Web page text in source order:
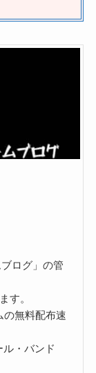
ログ」の管
す。
の無料配布速
・バンド